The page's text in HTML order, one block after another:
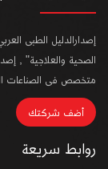
إصدارالدليل الطبى
الصحية والعلاجية" ,
متخصص فى الصناعات
أضف شركتك
روابط سريعة